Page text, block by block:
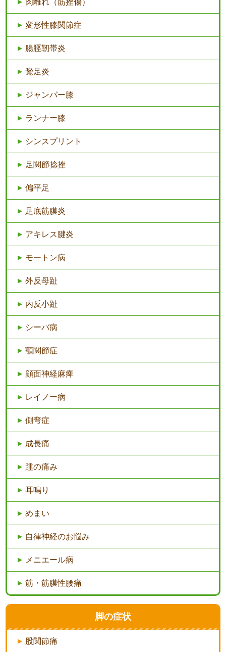
肉離れ（筋挫傷）
変形性膝関節症
腸脛靭帯炎
鵞足炎
ジャンパー膝
ランナー膝
シンスプリント
足関節捻挫
偏平足
足底筋膜炎
アキレス腱炎
モートン病
外反母趾
内反小趾
シーバ病
顎関節症
顔面神経麻痺
レイノー病
側弯症
成長痛
踵の痛み
耳鳴り
めまい
自律神経のお悩み
メニエール病
筋・筋膜性腰痛
脚の症状
股関節痛